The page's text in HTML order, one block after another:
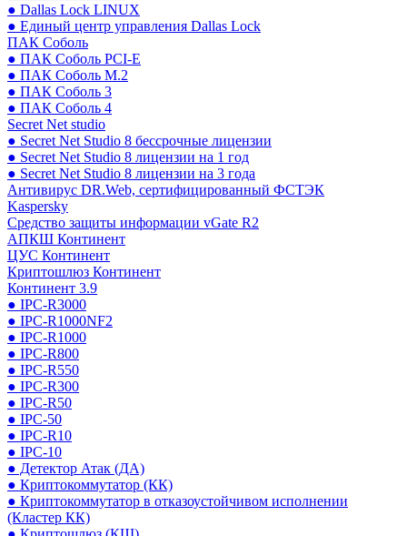
● Dallas Lock LINUX
● Единый центр управления Dallas Lock
ПАК Соболь
● ПАК Соболь PCI-E
● ПАК Соболь М.2
● ПАК Соболь 3
● ПАК Соболь 4
Secret Net studio
● Secret Net Studio 8 бессрочные лицензии
● Secret Net Studio 8 лицензии на 1 год
● Secret Net Studio 8 лицензии на 3 года
Антивирус DR.Web, сертифицированный ФСТЭК
Kaspersky
Средство защиты информации vGate R2
АПКШ Континент
ЦУС Континент
Криптошлюз Континент
Континент 3.9
● IPC-R3000
● IPC-R1000NF2
● IPC-R1000
● IPC-R800
● IPC-R550
● IPC-R300
● IPC-R50
● IPC-50
● IPC-R10
● IPC-10
● Детектор Атак (ДА)
● Криптокоммутатор (КК)
● Криптокоммутатор в отказоустойчивом исполнении
(Кластер КК)